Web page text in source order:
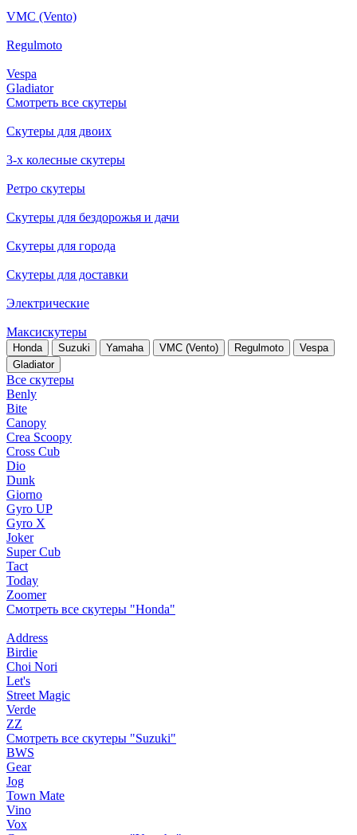
VMC (Vento)
Regulmoto
Vespa
Gladiator
Смотреть все скутеры
Скутеры для двоих
3-х колесные скутеры
Ретро скутеры
Скутеры для бездорожья и дачи
Скутеры для города
Скутеры для доставки
Электрические
Максискутеры
Honda Suzuki Yamaha VMC (Vento) Regulmoto
Vespa
Gladiator
Все скутеры
Benly
Bite
Canopy
Crea Scoopy
Cross Cub
Dio
Dunk
Giorno
Gyro UP
Gyro X
Joker
Super Cub
Tact
Today
Zoomer
Смотреть все скутеры "Honda"
Address
Birdie
Choi Nori
Let's
Street Magic
Verde
ZZ
Смотреть все скутеры "Suzuki"
BWS
Gear
Jog
Town Mate
Vino
Vox